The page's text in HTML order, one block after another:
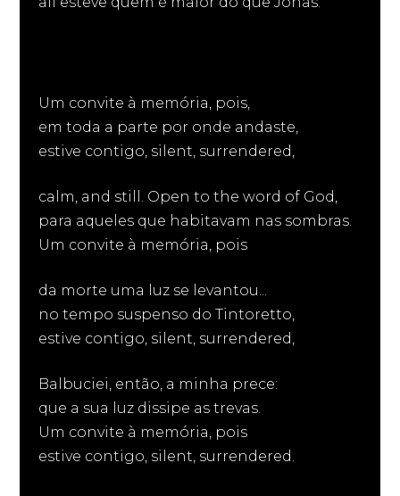
Um convite à memória, pois,
em toda a parte por onde andaste,
estive contigo, silent, surrendered,
calm, and still. Open to the word of God,
para aqueles que habitavam nas sombras.
Um convite à memória, pois
da morte uma luz se levantou...
no tempo suspenso do Tintoretto,
estive contigo, silent, surrendered,
Balbuciei, então, a minha prece:
que a sua luz dissipe as trevas.
Um convite à memória, pois
estive contigo, silent, surrendered.